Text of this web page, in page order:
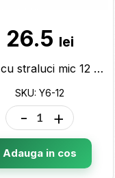
26.5 lei
Lipici cu straluci mic 12 culori (ML17-1) Y6-12
SKU: Y6-12
- +
Adauga in cos